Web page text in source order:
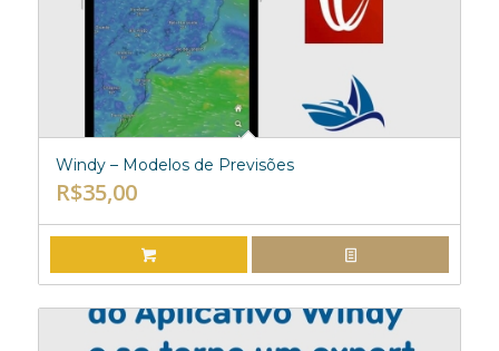
Windy – Modelos de Previsões
R$35,00
ADICIONAR AO CARRINHO EXIBIR DETALHES